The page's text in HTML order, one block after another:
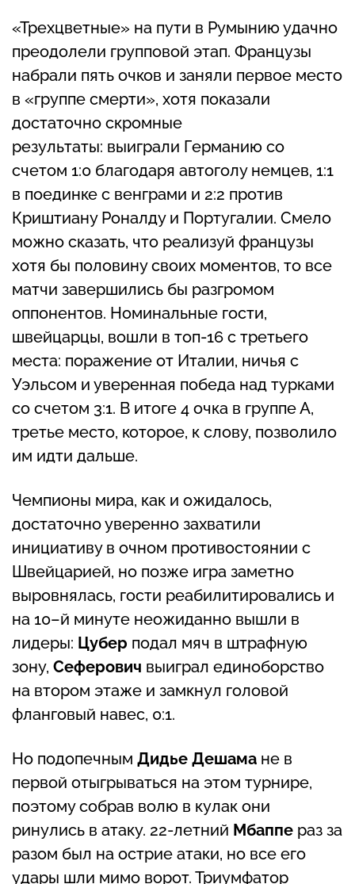
«Трехцветные» на пути в Румынию удачно
преодолели групповой этап. Французы
набрали пять очков и заняли первое место
в «группе смерти», хотя показали
достаточно скромные
результаты: выиграли Германию со
счетом 1:0 благодаря автоголу немцев, 1:1
в поединке с венграми и 2:2 против
Криштиану Роналду и Португалии. Смело
можно сказать, что реализуй французы
хотя бы половину своих моментов, то все
матчи завершились бы разгромом
оппонентов. Номинальные гости,
швейцарцы, вошли в топ-16 с третьего
места: поражение от Италии, ничья с
Уэльсом и уверенная победа над турками
со счетом 3:1. В итоге 4 очка в группе А,
третье место, которое, к слову, позволило
им идти дальше.
Чемпионы мира, как и ожидалось,
достаточно уверенно захватили
инициативу в очном противостоянии с
Швейцарией, но позже игра заметно
выровнялась, гости реабилитировались и
на 10–й минуте неожиданно вышли в
лидеры: Цубер подал мяч в штрафную
зону, Сеферович выиграл единоборство
на втором этаже и замкнул головой
фланговый навес, 0:1.
Но подопечным Дидье Дешама не в
первой отыгрываться на этом турнире,
поэтому собрав волю в кулак они
ринулись в атаку. 22-летний Мбаппе раз за
разом был на острие атаки, но все его
удары шли мимо ворот. Триумфатор